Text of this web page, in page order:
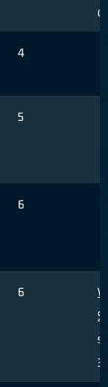
4
5
6
6
3